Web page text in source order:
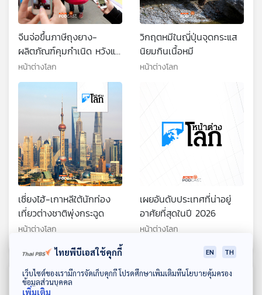
ดาวน์โหลด Thai PBS Podcast Application
จีนจ่อขึ้นภาษีถุงยาง-
ผลิตภัณฑ์คุมกำเนิด หวังแก้
วิกฤตจำนวนประชากร
หน้าต่างโลก
วิกฤตหมีในญี่ปุ่นจุดกระแส
นิยมกินเนื้อหมี
หน้าต่างโลก
เซี่ยงไฮ้-เกาหลีใต้นักท่อง
เที่ยวต่างชาติพุ่งกระฉูด
หน้าต่างโลก
เผยอันดับประเทศที่น่าอยู่
อาศัยที่สุดในปี 2026
หน้าต่างโลก
ตอนที่เกี่ยวข้อง
ไทยพีบีเอสใช้คุกกี้ EN TH
เว็บไซต์ของเรามีการจัดเก็บคุกกี้ โปรดศึกษาเพิ่มเติมที่นโยบายคุ้มครอง
ข้อมูลส่วนบุคคล
เพิ่มเติม